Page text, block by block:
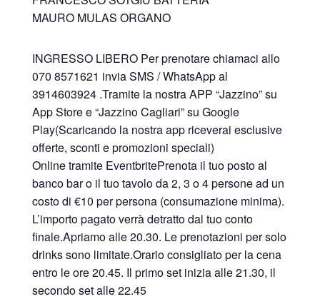
MAURO MULAS ORGANO
INGRESSO LIBERO Per prenotare chiamaci allo
070 8571621 invia SMS / WhatsApp al
3914603924 .Tramite la nostra APP “Jazzino” su
App Store e “Jazzino Cagliari” su Google
Play(Scaricando la nostra app riceverai esclusive
offerte, sconti e promozioni speciali)
Online tramite EventbritePrenota il tuo posto al
banco bar o il tuo tavolo da 2, 3 o 4 persone ad un
costo di €10 per persona (consumazione minima).
L’importo pagato verrà detratto dal tuo conto
finale.Apriamo alle 20.30. Le prenotazioni per solo
drinks sono limitate.Orario consigliato per la cena
entro le ore 20.45. Il primo set inizia alle 21.30, il
secondo set alle 22.45